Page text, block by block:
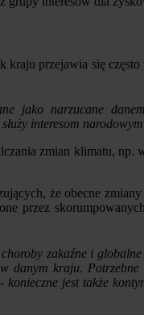
przejawia się
jako narzucane
interesom narodowym
zmian klimatu,
że obecne
przez
zakaźne i
kraju.
jest także